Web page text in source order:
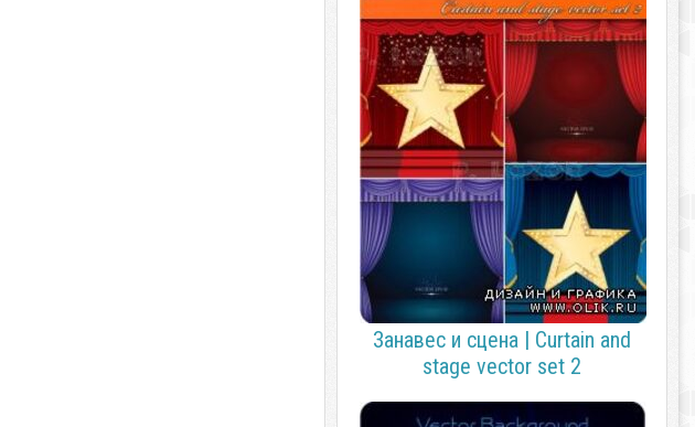
Занавес и сцена | Curtain and
stage vector set 2